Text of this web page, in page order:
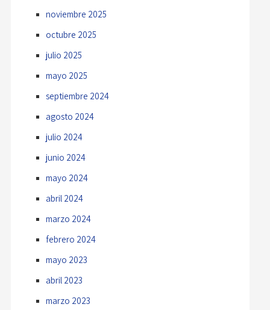
noviembre 2025
octubre 2025
julio 2025
mayo 2025
septiembre 2024
agosto 2024
julio 2024
junio 2024
mayo 2024
abril 2024
marzo 2024
febrero 2024
mayo 2023
abril 2023
marzo 2023